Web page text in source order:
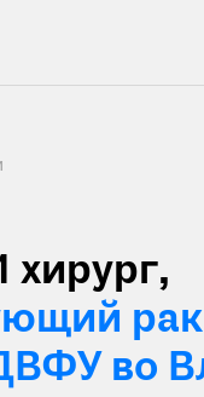
хирург,
во